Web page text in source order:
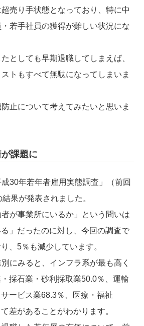
売り手状態となっており、特に中
若手社員の獲得が難しい状況にな
としても早期退職してしまえば、
トもすべて無駄になってしまいま
止について考えてみたいと思いま
課題に
30年若年者雇用実態調査」（前回
果が発表されました。
が事業所にいるか」という問いは
」だったのに対し、今回の調査で
、5％も減少しています。
にみると、インフラ系が最も高く
採石業・砂利採取業50.0％、運輸
ービス業68.3％、医療・福祉
差があることがわかります。